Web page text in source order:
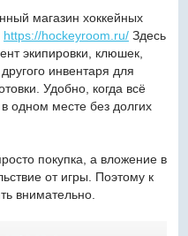
магазин хоккейных
https://hockeyroom.ru/Здесь
экипировки, клюшек,
инвентаря для
Удобно, когда всё
одном месте без долгих
покупка, а вложение в
от игры. Поэтому к
внимательно.